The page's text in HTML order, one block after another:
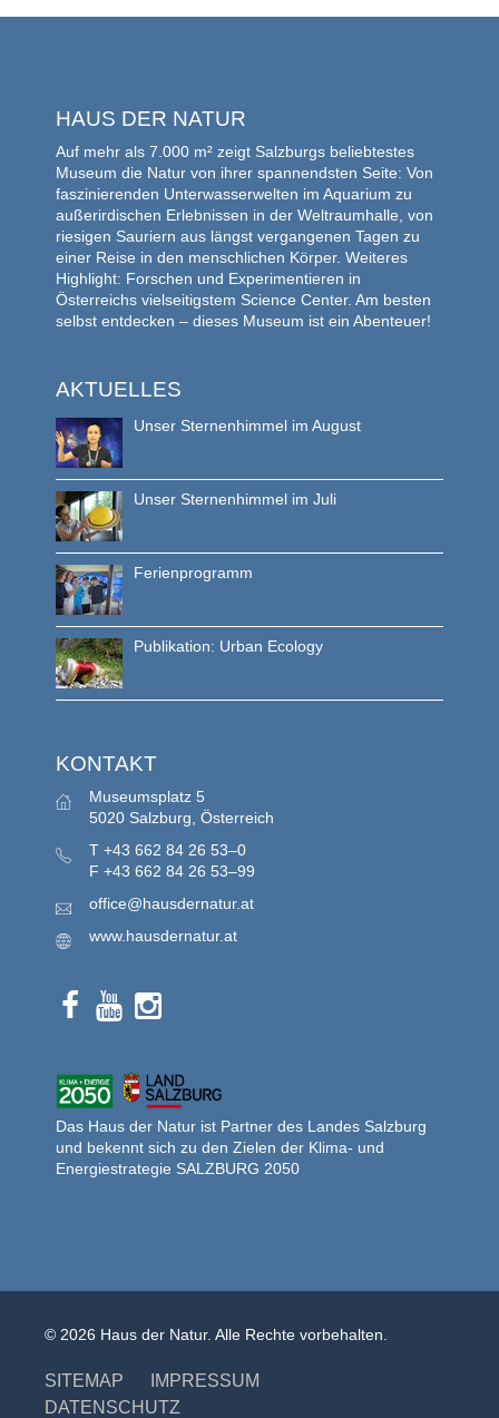
HAUS DER NATUR
Auf mehr als 7.000 m² zeigt Salzburgs beliebtestes
Museum die Natur von ihrer spannendsten Seite: Von
faszinierenden Unterwasserwelten im Aquarium zu
außerirdischen Erlebnissen in der Weltraumhalle, von
riesigen Sauriern aus längst vergangenen Tagen zu
einer Reise in den menschlichen Körper. Weiteres
Highlight: Forschen und Experimentieren in
Österreichs vielseitigstem Science Center. Am besten
selbst entdecken – dieses Museum ist ein Abenteuer!
AKTUELLES
Unser Sternenhimmel im August
Unser Sternenhimmel im Juli
Ferienprogramm
Publikation: Urban Ecology
KONTAKT
Museumsplatz 5
5020 Salzburg, Österreich
T +43 662 84 26 53–0
F +43 662 84 26 53–99
office@hausdernatur.at
www.hausdernatur.at
Das Haus der Natur ist Partner des Landes Salzburg
und bekennt sich zu den Zielen der Klima- und
Energiestrategie SALZBURG 2050
© 2026 Haus der Natur. Alle Rechte vorbehalten.
SITEMAP
IMPRESSUM
DATENSCHUTZ